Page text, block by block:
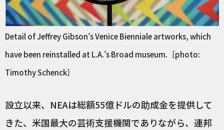
Detail of Jeffrey Gibson’s Venice Bienniale artworks, which
have been reinstalled at L.A.’s Broad museum.［photo:
Timothy Schenck］
設立以来、NEAは総額55億ドルの助成金を提供して
きた、米国最大の芸術支援機関でありながら、連邦